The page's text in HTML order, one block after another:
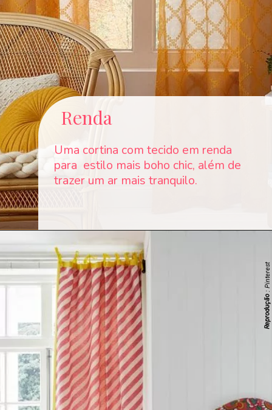
Renda
Uma cortina com tecido em renda
para estilo mais boho chic, além de
trazer um ar mais tranquilo.
Reprodução
: Pinterest